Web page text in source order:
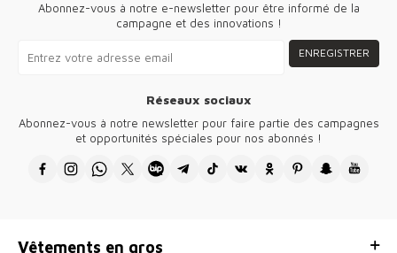
Abonnez-vous à notre e-newsletter pour être informé de la
campagne et des innovations !
ENREGISTRER
Réseaux sociaux
Abonnez-vous à notre newsletter pour faire partie des campagnes
et opportunités spéciales pour nos abonnés !
Vêtements en gros